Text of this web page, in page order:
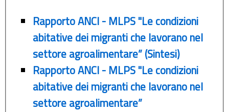
Rapporto ANCI - MLPS "Le condizioni
abitative dei migranti che lavorano nel
settore agroalimentare” (Sintesi)
Rapporto ANCI - MLPS "Le condizioni
abitative dei migranti che lavorano nel
settore agroalimentare”